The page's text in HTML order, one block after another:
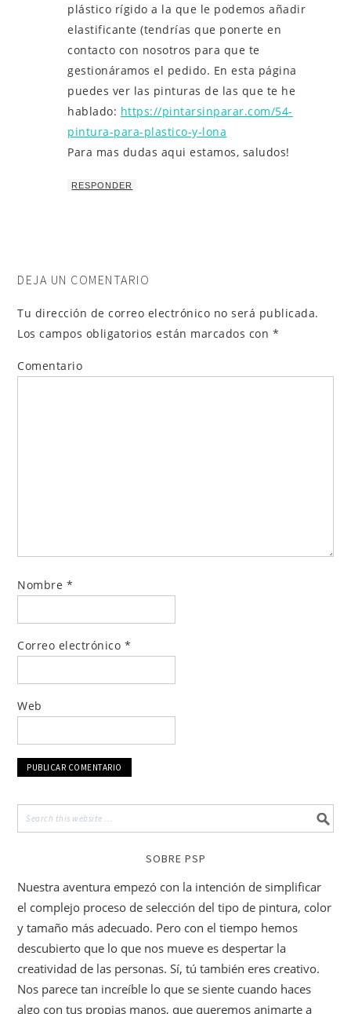
plástico rígido a la que le podemos añadir
elastificante (tendrías que ponerte en
contacto con nosotros para que te
gestionáramos el pedido. En esta página
puedes ver las pinturas de las que te he
hablado: https://pintarsinparar.com/54-
pintura-para-plastico-y-lona
Para mas dudas aqui estamos, saludos!
RESPONDER
DEJA UN COMENTARIO
Tu dirección de correo electrónico no será publicada.
Los campos obligatorios están marcados con *
Comentario
Nombre *
Correo electrónico *
Web
SOBRE PSP
Nuestra aventura empezó con la intención de simplificar
el complejo proceso de selección del tipo de pintura, color
y tamaño más adecuado. Pero con el tiempo hemos
descubierto que lo que nos mueve es despertar la
creatividad de las personas. Sí, tú también eres creativo.
Nos parece tan increíble lo que se siente cuando haces
algo con tus propias manos, que queremos animarte a